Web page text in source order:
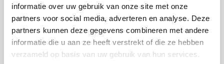
informatie over uw gebruik van onze site met onze
partners voor social media, adverteren en analyse. Deze
partners kunnen deze gegevens combineren met andere
informatie die u aan ze heeft verstrekt of die ze hebben
verzameld op basis van uw gebruik van hun services.